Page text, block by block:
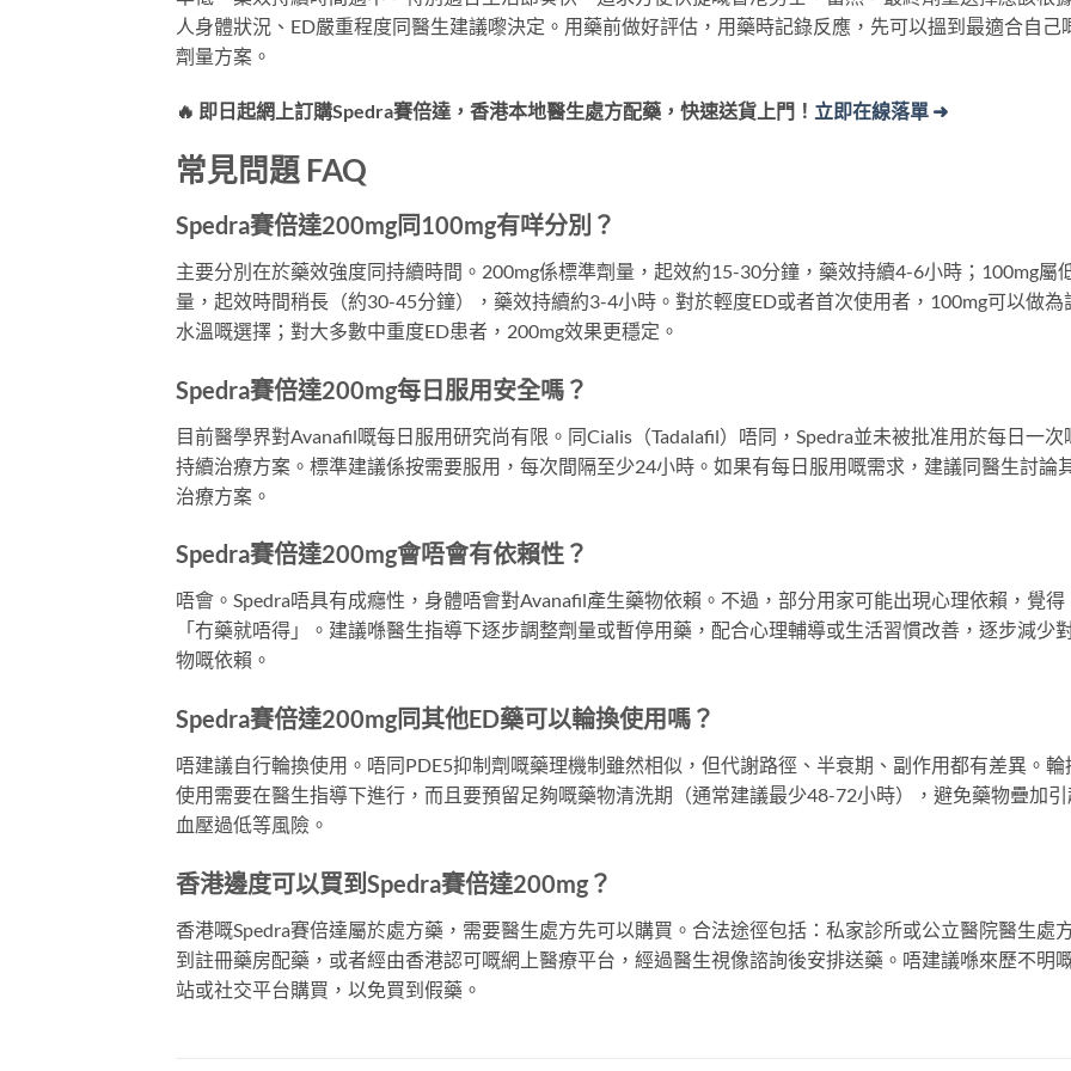
人身體狀況、ED嚴重程度同醫生建議嚟決定。用藥前做好評估，用藥時記錄反應，先可以搵到最適合自己
劑量方案。
🔥 即日起網上訂購Spedra賽倍達，香港本地醫生處方配藥，快速送貨上門！ 立即在線落單 ➜
常見問題 FAQ
Spedra賽倍達200mg同100mg有咩分別？
主要分別在於藥效強度同持續時間。200mg係標準劑量，起效約15-30分鐘，藥效持續4-6小時；100mg屬
量，起效時間稍長（約30-45分鐘），藥效持續約3-4小時。對於輕度ED或者首次使用者，100mg可以做為
水溫嘅選擇；對大多數中重度ED患者，200mg效果更穩定。
Spedra賽倍達200mg每日服用安全嗎？
目前醫學界對Avanafil嘅每日服用研究尚有限。同Cialis（Tadalafil）唔同，Spedra並未被批准用於每日一次
持續治療方案。標準建議係按需要服用，每次間隔至少24小時。如果有每日服用嘅需求，建議同醫生討論
治療方案。
Spedra賽倍達200mg會唔會有依賴性？
唔會。Spedra唔具有成癮性，身體唔會對Avanafil產生藥物依賴。不過，部分用家可能出現心理依賴，覺得
「冇藥就唔得」。建議喺醫生指導下逐步調整劑量或暫停用藥，配合心理輔導或生活習慣改善，逐步減少
物嘅依賴。
Spedra賽倍達200mg同其他ED藥可以輪換使用嗎？
唔建議自行輪換使用。唔同PDE5抑制劑嘅藥理機制雖然相似，但代謝路徑、半衰期、副作用都有差異。輪
使用需要在醫生指導下進行，而且要預留足夠嘅藥物清洗期（通常建議最少48-72小時），避免藥物疊加
血壓過低等風險。
香港邊度可以買到Spedra賽倍達200mg？
香港嘅Spedra賽倍達屬於處方藥，需要醫生處方先可以購買。合法途徑包括：私家診所或公立醫院醫生處
到註冊藥房配藥，或者經由香港認可嘅網上醫療平台，經過醫生視像諮詢後安排送藥。唔建議喺來歷不明
站或社交平台購買，以免買到假藥。